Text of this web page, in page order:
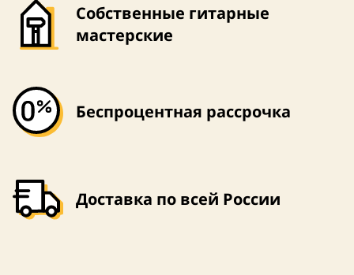
Собственные гитарные
мастерские
Беспроцентная рассрочка
Доставка по всей России